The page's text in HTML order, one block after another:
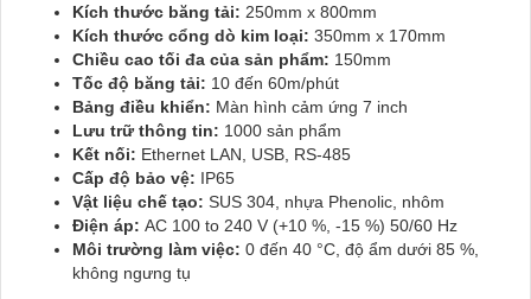
Kích thước băng tải: 250mm x 800mm
Kích thước cổng dò kim loại: 350mm x 170mm
Chiều cao tối đa của sản phẩm: 150mm
Tốc độ băng tải: 10 đến 60m/phút
Bảng điều khiển: Màn hình cảm ứng 7 inch
Lưu trữ thông tin: 1000 sản phẩm
Kết nối: Ethernet LAN, USB, RS-485
Cấp độ bảo vệ: IP65
Vật liệu chế tạo: SUS 304, nhựa Phenolic, nhôm
Điện áp: AC 100 to 240 V (+10 %, -15 %) 50/60 Hz
Môi trường làm việc: 0 đến 40 °C, độ ẩm dưới 85 %,
không ngưng tụ